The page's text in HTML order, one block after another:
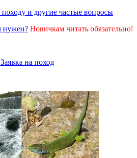
и другие частые вопросы
нужен? Новичкам читать обязательно!
Заявка на поход